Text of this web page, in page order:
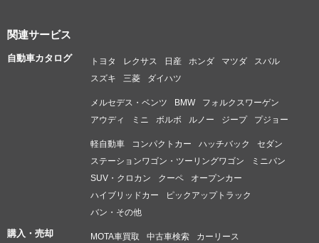
関連サービス
自動車カタログ トヨタ レクサス 日産 ホンダ マツダ
スバル
スズキ
三菱 ダイハツ
メルセデス・ベンツ BMW
フォルクスワーゲン
アウディ
ミニ ボルボ ルノー ジープ プジョー
軽自動車 コンパクトカー ハッチバック
セダン
ステーションワゴン・ツーリングワゴン
ミニバン
SUV・クロカン
クーペ
オープンカー
ハイブリッドカー
ピックアップトラック
バン・その他
購入・売却 MOTA車買取 中古車検索
カーリース